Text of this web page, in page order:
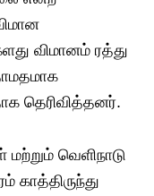
விமானம் ரத்து
தெரிவித்தனர்.
வெளிநாடு